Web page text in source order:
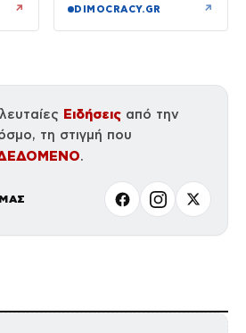
↗
δροσιστούν
DIMOCRACY.GR ↗
Ειδήσεις από την
τη στιγμή που
.